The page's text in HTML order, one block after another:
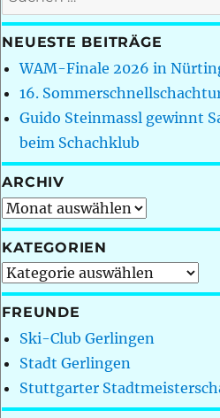
nach:
NEUESTE BEITRÄGE
WAM-Finale 2026 in
16.
Guido Steinmassl gewinnt
beim Schachklub
ARCHIV
Archiv
KATEGORIEN
Kategorien
FREUNDE
Ski-Club Gerlingen
Stadt Gerlingen
Stuttgarter